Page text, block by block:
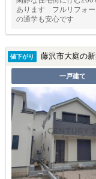
あります フルリフォ
の通学も安心です
値下がり 藤沢市大庭の
一戸建て